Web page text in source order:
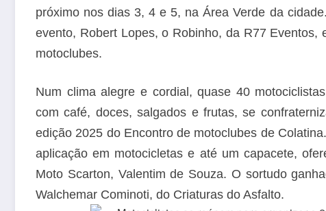
próximo nos dias 3, 4 e 5, na Área Verde da
evento, Robert Lopes, o Robinho, da R77
motoclubes.
Num clima alegre e cordial, quase 40
com café, doces, salgados e frutas, se
edição 2025 do Encontro de motoclubes de
aplicação em motocicletas e até um capacete,
Moto Scarton, Valentim de Souza. O sortudo
Walchemar Cominoti, do Criaturas do Asfalto.